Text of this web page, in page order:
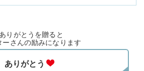
ありがとうを贈ると
ーさんの励みになります